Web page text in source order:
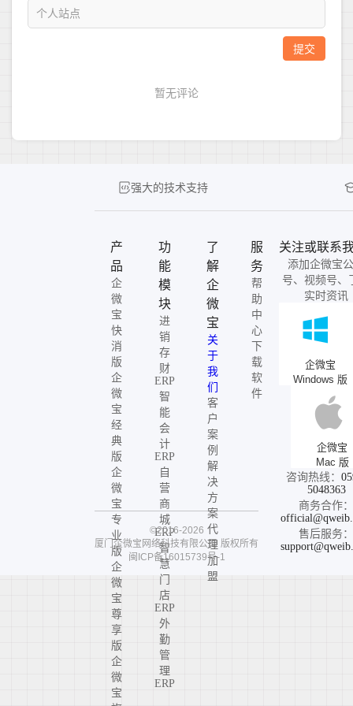
强大的技术支持
产
品
企
微
宝
快
消
版
企
微
宝
经
典
版
企
微
宝
专
业
版
企
微
宝
尊
享
版
企
微
宝
功
能
模
块
进
销
存
财
ERP
智
能
会
计
ERP
自
营
商
城
ERP
智
慧
门
店
ERP
外
勤
管
理
ERP
了
解
企
微
宝
关
于
我
们
客
户
案
例
解
决
方
案
代
理
加
盟
服
务
帮
助
中
心
下
载
软
件
关注或联系
添加企微宝
号、视频号、
实时资讯
企微宝
Windows 版
企微宝
Mac 版
咨询热线：
5048363
商务合作：
售后服务：
©2016-2026
厦门企微宝网络科技有限公司 版权所有
闽ICP备16015739号-1